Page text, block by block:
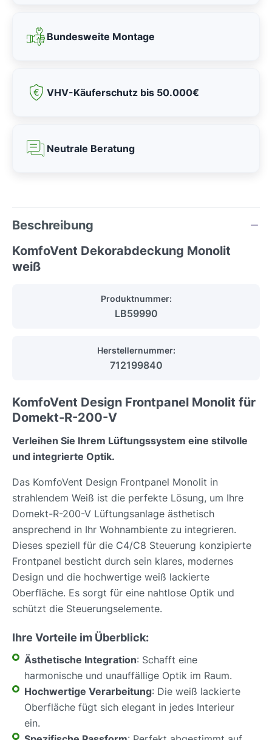
Bundesweite Montage
VHV-Käuferschutz bis 50.000€
Neutrale Beratung
Beschreibung
KomfoVent Dekorabdeckung Monolit
weiß
Produktnummer:
LB59990
Herstellernummer:
712199840
KomfoVent Design Frontpanel Monolit für
Domekt-R-200-V
Verleihen Sie Ihrem Lüftungssystem eine stilvolle
und integrierte Optik.
Das KomfoVent Design Frontpanel Monolit in
strahlendem Weiß ist die perfekte Lösung, um Ihre
Domekt-R-200-V Lüftungsanlage ästhetisch
ansprechend in Ihr Wohnambiente zu integrieren.
Dieses speziell für die C4/C8 Steuerung konzipierte
Frontpanel besticht durch sein klares, modernes
Design und die hochwertige weiß lackierte
Oberfläche. Es sorgt für eine nahtlose Optik und
schützt die Steuerungselemente.
Ihre Vorteile im Überblick:
Ästhetische Integration: Schafft eine
harmonische und unauffällige Optik im Raum.
Hochwertige Verarbeitung: Die weiß lackierte
Oberfläche fügt sich elegant in jedes Interieur
ein.